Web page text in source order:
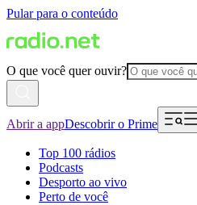
Pular para o conteúdo
O que você quer ouvir?
Abrir a appDescobrir o Prime
Top 100 rádios
Podcasts
Desporto ao vivo
Perto de você